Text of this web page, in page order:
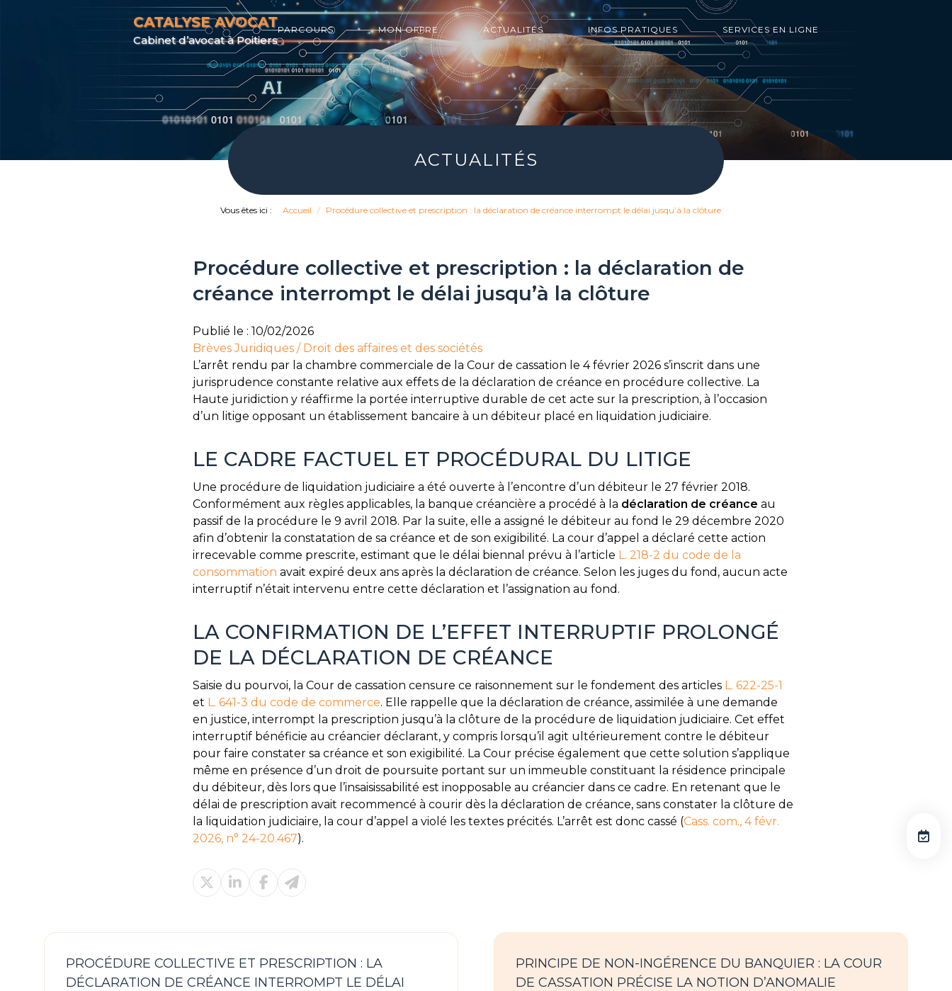
CATALYSE AVOCAT
Cabinet d’avocat à Poitiers
PARCOURS MON OFFRE ACTUALITÉS INFOS PRATIQUES SERVICES EN LIGNE
ACTUALITÉS
Vous êtes ici : Accueil Procédure collective et prescription : la déclaration de créance interrompt le délai jusqu’à la clôture
Procédure collective et prescription : la déclaration de
créance interrompt le délai jusqu’à la clôture
Publié le : 10/02/2026
Brèves Juridiques / Droit des affaires et des sociétés
L’arrêt rendu par la chambre commerciale de la Cour de cassation le 4 février 2026 s’inscrit dans une
jurisprudence constante relative aux effets de la déclaration de créance en procédure collective. La
Haute juridiction y réaffirme la portée interruptive durable de cet acte sur la prescription, à l’occasion
d’un litige opposant un établissement bancaire à un débiteur placé en liquidation judiciaire.
LE CADRE FACTUEL ET PROCÉDURAL DU LITIGE
Une procédure de liquidation judiciaire a été ouverte à l’encontre d’un débiteur le 27 février 2018.
Conformément aux règles applicables, la banque créancière a procédé à la déclaration de créance au
passif de la procédure le 9 avril 2018. Par la suite, elle a assigné le débiteur au fond le 29 décembre 2020
afin d’obtenir la constatation de sa créance et de son exigibilité. La cour d’appel a déclaré cette action
irrecevable comme prescrite, estimant que le délai biennal prévu à l’article L. 218-2 du code de la
consommation avait expiré deux ans après la déclaration de créance. Selon les juges du fond, aucun acte
interruptif n’était intervenu entre cette déclaration et l’assignation au fond.
LA CONFIRMATION DE L’EFFET INTERRUPTIF PROLONGÉ
DE LA DÉCLARATION DE CRÉANCE
Saisie du pourvoi, la Cour de cassation censure ce raisonnement sur le fondement des articles L. 622-25-1
et L. 641-3 du code de commerce. Elle rappelle que la déclaration de créance, assimilée à une demande
en justice, interrompt la prescription jusqu’à la clôture de la procédure de liquidation judiciaire. Cet effet
interruptif bénéficie au créancier déclarant, y compris lorsqu’il agit ultérieurement contre le débiteur
pour faire constater sa créance et son exigibilité. La Cour précise également que cette solution s’applique
même en présence d’un droit de poursuite portant sur un immeuble constituant la résidence principale
du débiteur, dès lors que l’insaisissabilité est inopposable au créancier dans ce cadre. En retenant que le
délai de prescription avait recommencé à courir dès la déclaration de créance, sans constater la clôture de
la liquidation judiciaire, la cour d’appel a violé les textes précités. L’arrêt est donc cassé (Cass. com., 4 févr.
2026, n° 24-20.467).
PROCÉDURE COLLECTIVE ET PRESCRIPTION : LA
DÉCLARATION DE CRÉANCE INTERROMPT LE DÉLAI
PRINCIPE DE NON-INGÉRENCE DU BANQUIER : LA COUR
DE CASSATION PRÉCISE LA NOTION D’ANOMALIE